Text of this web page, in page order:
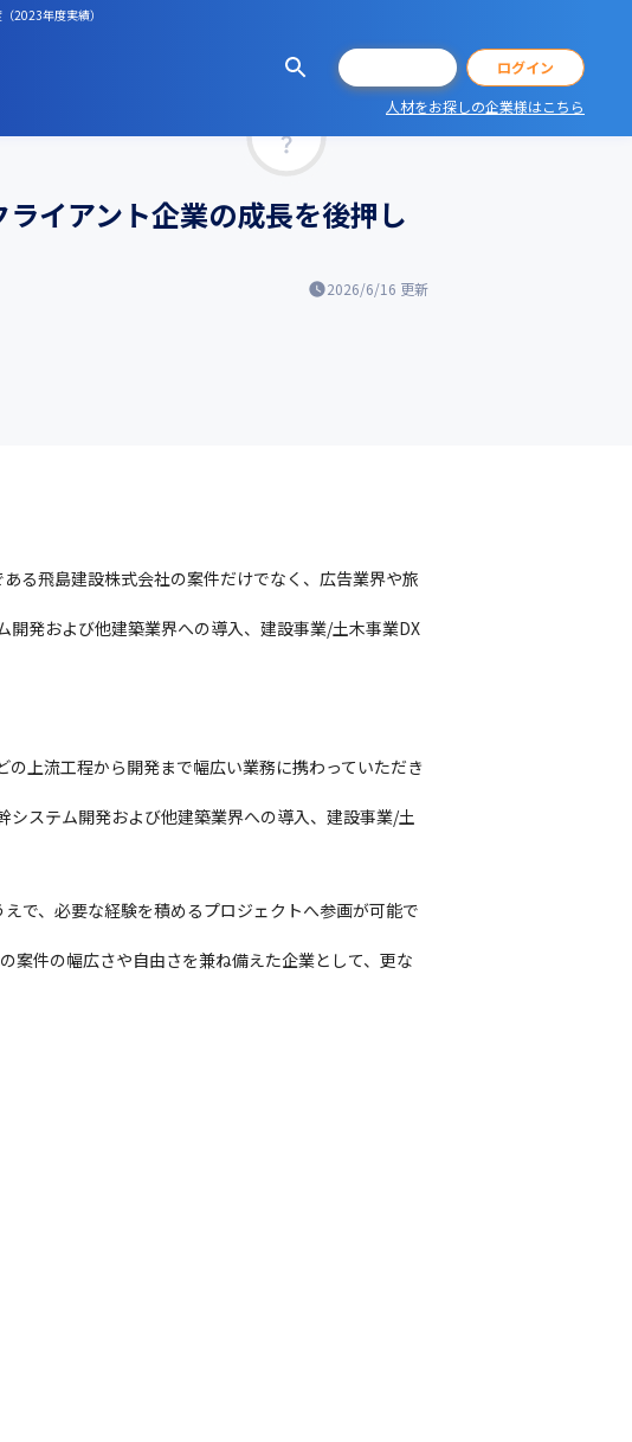
2023年度実績）
ログイン
人材をお探しの企業様はこちら
イアント企業の成長を後押し
2026/6/16 更新
る飛島建設株式会社の案件だけでなく、広告業界や旅
発および他建築業界への導入、建設事業/土木事業DX
上流工程から開発まで幅広い業務に携わっていただき
システム開発および他建築業界への導入、建設事業/土
で、必要な経験を積めるプロジェクトへ参画が可能で
案件の幅広さや自由さを兼ね備えた企業として、更な